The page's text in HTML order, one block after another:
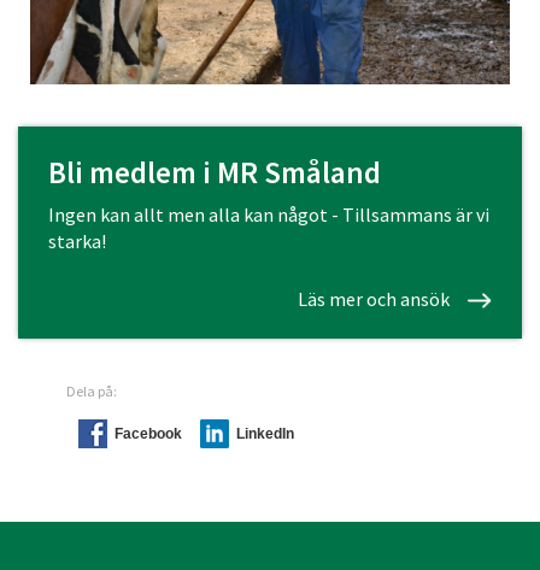
Bli medlem i MR Småland
Ingen kan allt men alla kan något - Tillsammans är vi
starka!
Läs mer och ansök
Dela på:
Facebook LinkedIn